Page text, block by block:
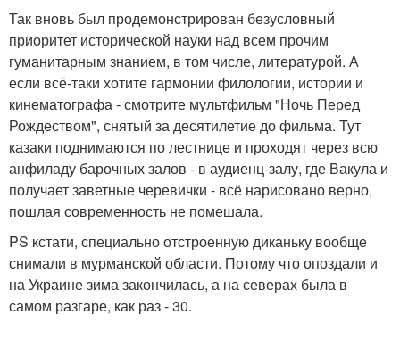
Так вновь был продемонстрирован безусловный
приоритет исторической науки над всем прочим
гуманитарным знанием, в том числе, литературой. А
если всё-таки хотите гармонии филологии, истории и
кинематографа - смотрите мультфильм "Ночь Перед
Рождеством", снятый за десятилетие до фильма. Тут
казаки поднимаются по лестнице и проходят через всю
анфиладу барочных залов - в аудиенц-залу, где Вакула и
получает заветные черевички - всё нарисовано верно,
пошлая современность не помешала.
PS кстати, специально отстроенную диканьку вообще
снимали в мурманской области. Потому что опоздали и
на Украине зима закончилась, а на северах была в
самом разгаре, как раз - 30.